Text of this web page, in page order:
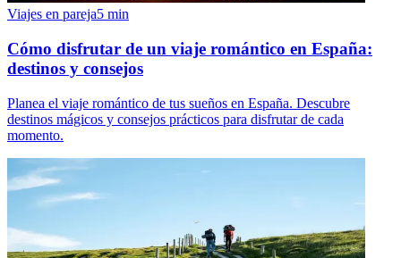
Viajes en pareja5 min
Cómo disfrutar de un viaje romántico en España:
destinos y consejos
Planea el viaje romántico de tus sueños en España. Descubre
destinos mágicos y consejos prácticos para disfrutar de cada
momento.